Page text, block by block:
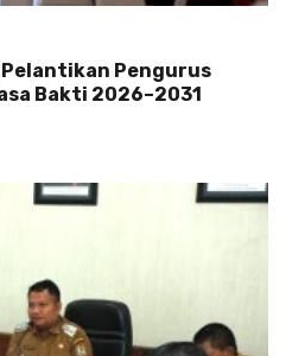
Pengurus
Bakti 2026–2031